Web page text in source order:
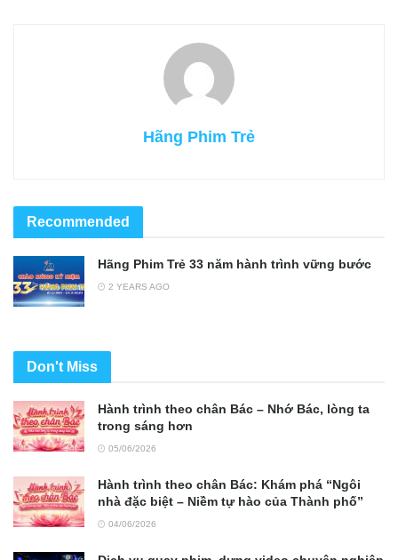
Hãng Phim Trẻ
Recommended
Hãng Phim Trẻ 33 năm hành trình vững bước
2 YEARS AGO
Don't Miss
Hành trình theo chân Bác – Nhớ Bác, lòng ta
trong sáng hơn
05/06/2026
Hành trình theo chân Bác: Khám phá “Ngôi
nhà đặc biệt – Niềm tự hào của Thành phố”
04/06/2026